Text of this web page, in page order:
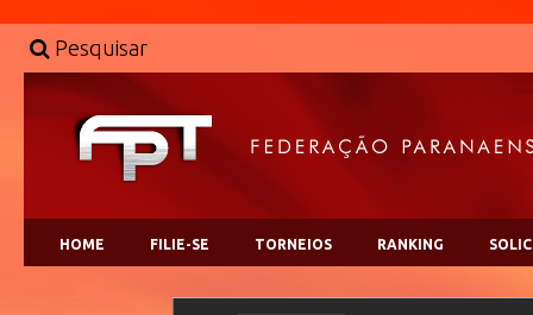
Pesquisar
HOME FILIE-SE TORNEIOS RANKING